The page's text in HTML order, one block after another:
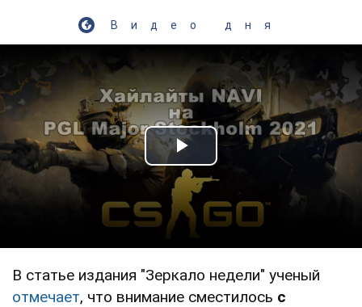
Видео дня
Play Video
В статье издания "Зеркало недели" ученый
отмечает, что внимание сместилось с